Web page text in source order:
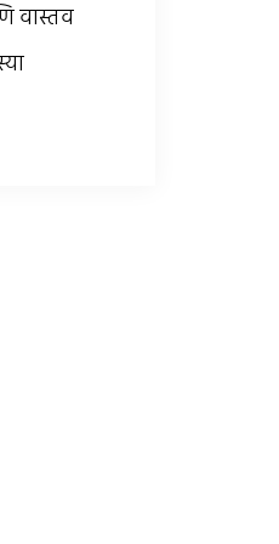
वास्तव